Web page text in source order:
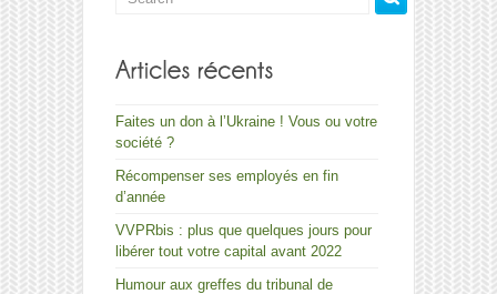
frais
Faites un don à l’Ukraine ! Vous ou votre
société ?
Récompenser ses employés en fin
d’année
VVPRbis : plus que quelques jours pour
libérer tout votre capital avant 2022
Humour aux greffes du tribunal de